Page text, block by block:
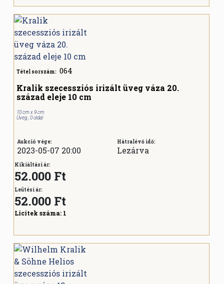
Tétel sorszám: 064
Kralik szecessziós irizált üveg váza 20.
század eleje 10 cm
10 cm x 9 cm
Üveg , 0 oldal
Aukció vége:
2023-05-07 20:00
Hátralévő idő:
Lezárva
Kikiáltási ár:
52.000 Ft
Leütési ár:
52.000 Ft
Licitek száma: 1